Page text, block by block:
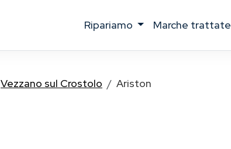
ripariamo marche trattate
Vezzano sul Crostolo Ariston